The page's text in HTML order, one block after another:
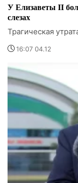
У Елизаветы II
слезах
Трагическая
16:07 04.12